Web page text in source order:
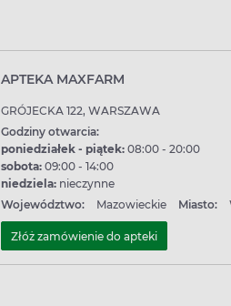
APTEKA MAXFARM
GRÓJECKA 122, WARSZAWA
Godziny otwarcia:
poniedziałek - piątek: 08:00 - 20:00
sobota: 09:00 - 14:00
niedziela: nieczynne
Województwo:
Mazowieckie Miasto:
Złóż zamówienie do apteki